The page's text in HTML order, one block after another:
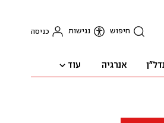
חיפוש נגישות כניסה
נדל"ן אנרגיה עוד